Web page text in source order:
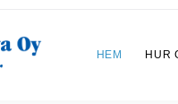
HEM HUR